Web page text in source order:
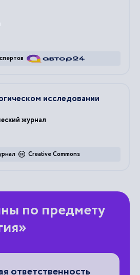
исследовании
журнал
Creative Commons
по предмету
ответственность